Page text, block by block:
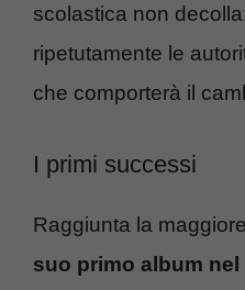
scolastica non
ripetutamente le
che comporterà il
I primi successi
Raggiunta la
suo primo album nel